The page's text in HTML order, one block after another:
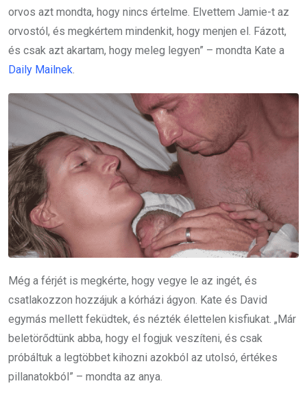
orvos azt mondta, hogy nincs értelme. Elvettem Jamie-t az
orvostól, és megkértem mindenkit, hogy menjen el. Fázott,
és csak azt akartam, hogy meleg legyen” – mondta Kate a
Daily Mailnek.
Még a férjét is megkérte, hogy vegye le az ingét, és
csatlakozzon hozzájuk a kórházi ágyon. Kate és David
egymás mellett feküdtek, és nézték élettelen kisfiukat. „Már
beletörődtünk abba, hogy el fogjuk veszíteni, és csak
próbáltuk a legtöbbet kihozni azokból az utolsó, értékes
pillanatokból” – mondta az anya.